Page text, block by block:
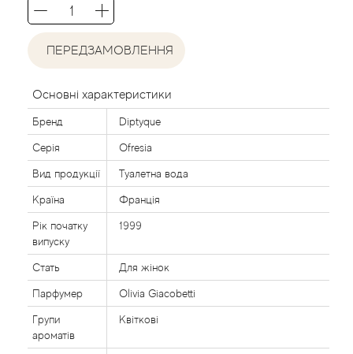
ПЕРЕДЗАМОВЛЕННЯ
Основні характеристики
Бренд Diptyque
Серія Ofresia
Вид продукції Туалетна вода
Країна Франція
Рік початку
випуску
1999
Стать Для жінок
Парфумер Olivia Giacobetti
Групи
ароматів
Квіткові
Acqua di Parma
Adidas
Aedes de Venustas
Aerin Lauder
Affinessence
Afnan
Agatha Ruiz de la Prada